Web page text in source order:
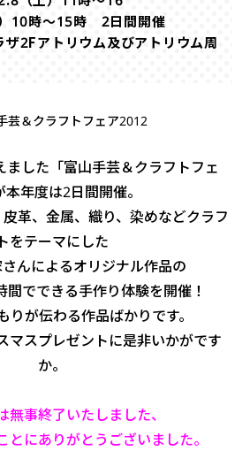
10時～15時 2日間開催
ザ2Fアトリウム及びアトリウム周
ました「富山手芸＆クラフトフェ
本年度は2日間開催。
革、金属、織り、染めなどクラフ
トをテーマにした
んによるオリジナル作品の
間でできる手作り体験を開催！
りが伝わる作品ばかりです。
マスプレゼントに是非いかがです
か。
無事終了いたしました、
とにありがとうございました。